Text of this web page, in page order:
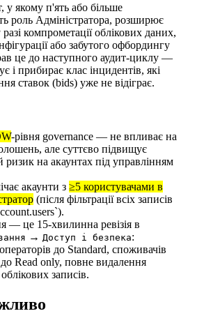
у якому п'ять або більше
роль Адміністратора, розширює
компрометації облікових даних,
або забутого офбордингу
це до наступного аудит-циклу —
і прибирає клас інцидентів, які
ставок (bids) уже не відіграє.
-рівня governance — не впливає на
але суттєво підвищує
ризик на акаунтах під управлінням
акаунти з ≥5 користувачами в
(після фільтрації всіх записів
— це 15-хвилинна ревізія в
→ Доступ і безпека:
до Standard, споживачів
Read only, повне видалення
записів.